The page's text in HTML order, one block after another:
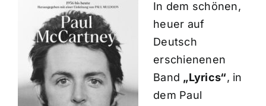
In dem schönen,
heuer auf
Deutsch
erschienenen
Band „Lyrics“, in
dem Paul